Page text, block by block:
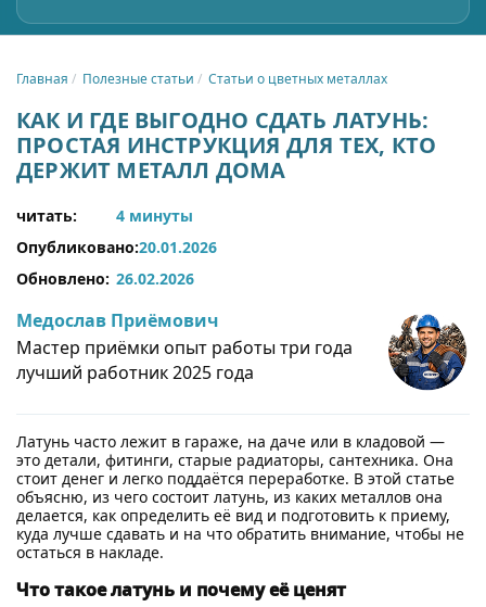
Главная Полезные статьи Статьи о цветных металлах
КАК И ГДЕ ВЫГОДНО СДАТЬ ЛАТУНЬ:
ПРОСТАЯ ИНСТРУКЦИЯ ДЛЯ ТЕХ, КТО
ДЕРЖИТ МЕТАЛЛ ДОМА
читать:
4 минуты
Опубликовано:20.01.2026
Обновлено: 26.02.2026
Медослав Приёмович
Мастер приёмки опыт работы три года
лучший работник 2025 года
Латунь часто лежит в гараже, на даче или в кладовой —
это детали, фитинги, старые радиаторы, сантехника. Она
стоит денег и легко поддаётся переработке. В этой статье
объясню, из чего состоит латунь, из каких металлов она
делается, как определить её вид и подготовить к приему,
куда лучше сдавать и на что обратить внимание, чтобы не
остаться в накладе.
Что такое латунь и почему её ценят